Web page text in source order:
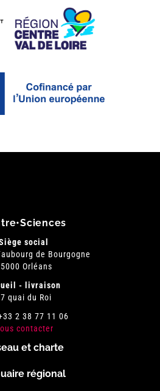
social
de Bourgogne
Orléans
- livraison
quai du Roi
2 38 77 11 06
contacter
et charte
régional